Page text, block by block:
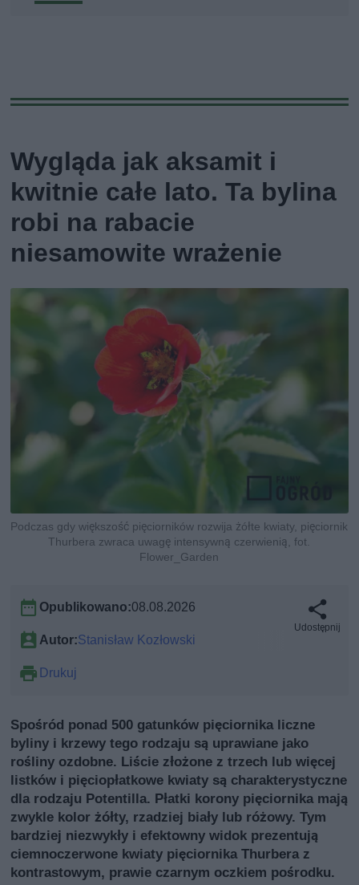
Wygląda jak aksamit i
kwitnie całe lato. Ta bylina
robi na rabacie
niesamowite wrażenie
Podczas gdy większość pięciorników rozwija żółte kwiaty, pięciornik
Thurbera zwraca uwagę intensywną czerwienią, fot.
Flower_Garden
Opublikowano:08.08.2026
Autor:Stanisław Kozłowski
Drukuj
Udostępnij
Spośród ponad 500 gatunków pięciornika liczne
byliny i krzewy tego rodzaju są uprawiane jako
rośliny ozdobne. Liście złożone z trzech lub więcej
listków i pięciopłatkowe kwiaty są charakterystyczne
dla rodzaju Potentilla. Płatki korony pięciornika mają
zwykle kolor żółty, rzadziej biały lub różowy. Tym
bardziej niezwykły i efektowny widok prezentują
ciemnoczerwone kwiaty pięciornika Thurbera z
kontrastowym, prawie czarnym oczkiem pośrodku.